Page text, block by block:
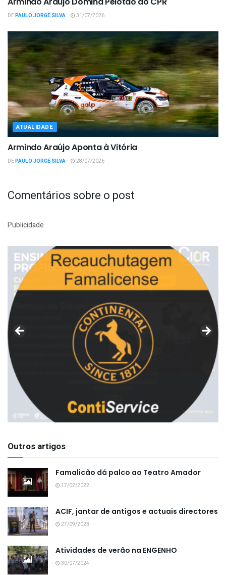
DEPAULO JORGE SILVA 31/07/2026
ATUALIDADE
Armindo Araújo Aponta à Vitória
DEPAULO JORGE SILVA 28/07/2026
Comentários sobre o post
Publicidade
Outros artigos
Famalicão dá palco ao Teatro Amador
17/02/2022
ACIF, jantar de antigos e actuais directores
27/09/2023
Atividades de verão na ENGENHO
30/07/2024